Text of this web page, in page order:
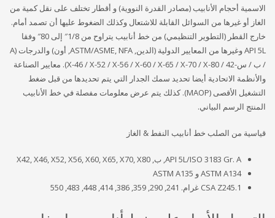
الاسمية أحجام الأنابيب (مصادر القدرة النووية) و أقطار تختلف على نقل كمية من
الغاز أو غيرها من السوائل القابلة للاشتعال وكذلك الضغوط عليها أن تصمد أمام.
خارج القطر (التطوير التنظيمي) من خط أنابيب يتراوح من 1/8″ إلى 80″ وفقا
API 5L وغيرها من المعايير الدولية (الدين, ASTM/ASME, NFA, أون) والدرجات (A
/ ب / س-42 / X-46 / X-52 / X-56 / X-60 / X-65 / X-70 / X-80). معايير الصناعة
والأنظمة الاتحادية أيضا تحديد سمك الجدار التي يتم تحديدها من قبل ضغط
التشغيل الأقصى (MAOP). كذلك يتم عرض معلومات مفصلة في خط الأنابيب
المنتج الرسم البياني.
قياسية من الصلب خط أنابيب النفط & الغاز
API 5L/ISO 3183 Gr. A, ب, X42, X46, X52, X56, X60, X65, X70, X80
ASTM A134 و ASTM A135
CSA Z245.1 غرام. 241, 290, 359, 386, 414, 448, 483, 550